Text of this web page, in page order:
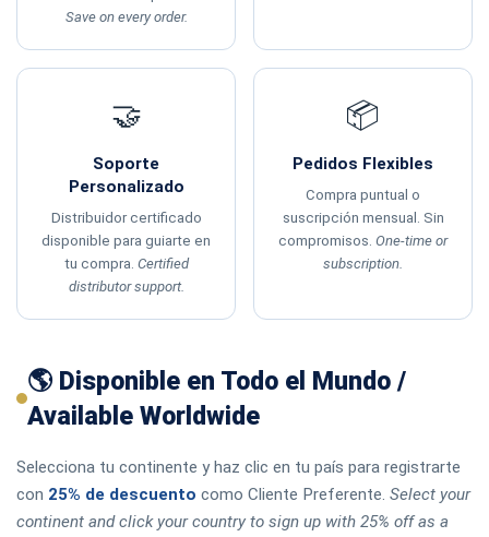
Save on every order.
🤝
Soporte
Personalizado
Distribuidor certificado
disponible para guiarte en
tu compra. Certified
distributor support.
📦
Pedidos Flexibles
Compra puntual o
suscripción mensual. Sin
compromisos. One-time or
subscription.
🌎 Disponible en Todo el Mundo /
Available Worldwide
Selecciona tu continente y haz clic en tu país para registrarte
con 25% de descuento como Cliente Preferente. Select your
continent and click your country to sign up with 25% off as a